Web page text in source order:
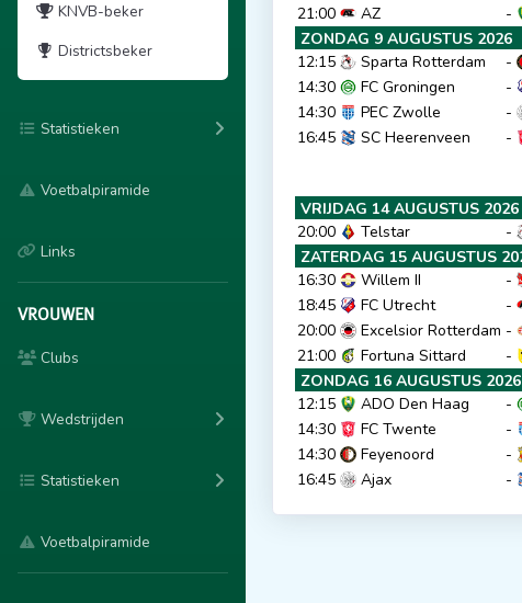
KNVB-beker
Districtsbeker
Statistieken
Voetbalpiramide
Links
VROUWEN
Clubs
Wedstrijden
Statistieken
Voetbalpiramide
21:00
AZ -
ZONDAG 9 AUGUSTUS 2026
12:15
Sparta Rotterdam -
14:30
FC Groningen -
14:30
PEC Zwolle -
16:45
SC Heerenveen -
VRIJDAG 14 AUGUSTUS 2026
20:00
Telstar -
ZATERDAG 15 AUGUSTUS
16:30
Willem II -
18:45
FC Utrecht -
20:00
Excelsior Rotterdam -
21:00
Fortuna Sittard -
ZONDAG 16 AUGUSTUS 2026
12:15
ADO Den Haag -
14:30
FC Twente -
14:30
Feyenoord -
16:45
Ajax -